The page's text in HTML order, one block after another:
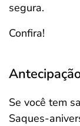
segura.
Confira!
Se você tem
Saques-